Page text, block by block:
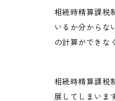
相続時精算課税
いるか分からな
の計算ができな
相続時精算課税
展してしまいま